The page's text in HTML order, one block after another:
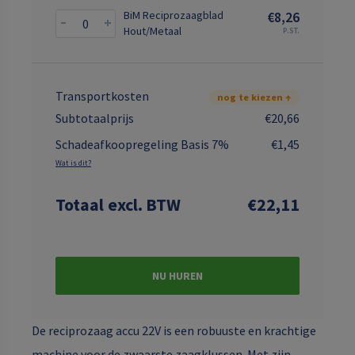
BiM Reciprozaagblad
Hout/Metaal
€8,26
P.ST.
Transportkosten nog te kiezen ↑
Subtotaalprijs
€20,66
Schadeafkoopregeling Basis 7%
€1,45
Wat is dit?
Totaal excl. BTW €22,11
NU HUREN
De reciprozaag accu 22V is een robuuste en krachtige